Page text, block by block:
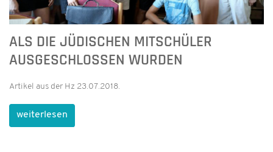
ALS DIE JÜDISCHEN MITSCHÜLER
AUSGESCHLOSSEN WURDEN
Artikel aus der Hz 23.07.2018.
weiterlesen